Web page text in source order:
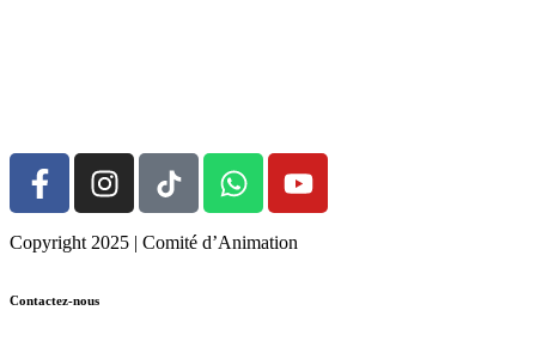
Copyright 2025 | Comité d’Animation
Contactez-nous